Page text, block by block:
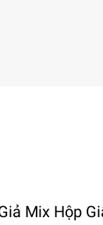
Mix Hộp